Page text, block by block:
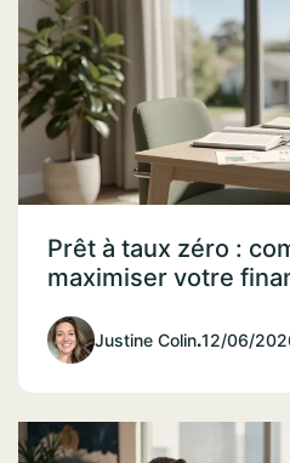
Prêt à taux zéro :
maximiser votre
Justine Colin.12/06/